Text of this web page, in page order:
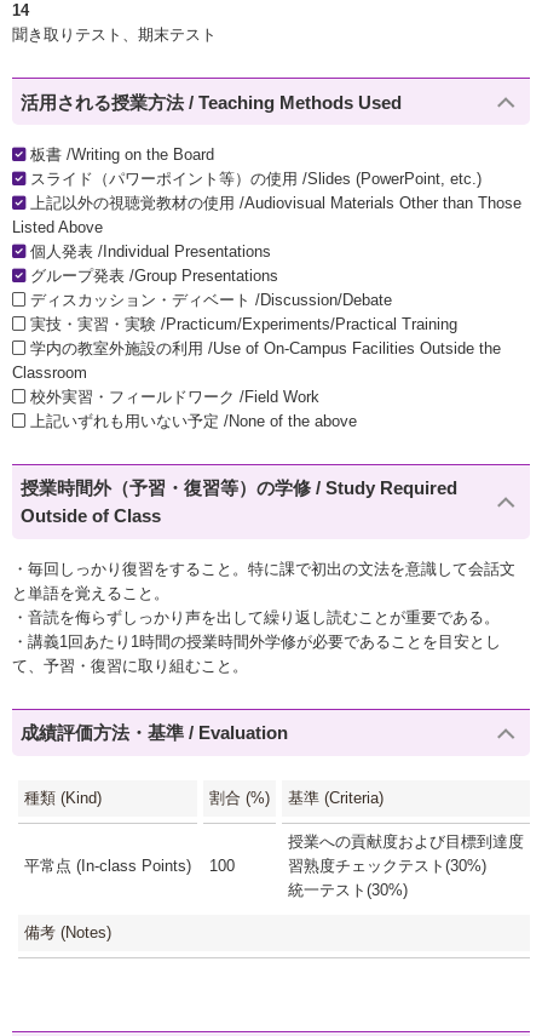
14
聞き取りテスト、期末テスト
活用される授業方法 / Teaching Methods Used
板書 /Writing on the Board
スライド（パワーポイント等）の使用 /Slides (PowerPoint, etc.)
上記以外の視聴覚教材の使用 /Audiovisual Materials Other than Those
Listed Above
個人発表 /Individual Presentations
グループ発表 /Group Presentations
ディスカッション・ディベート /Discussion/Debate
実技・実習・実験 /Practicum/Experiments/Practical Training
学内の教室外施設の利用 /Use of On-Campus Facilities Outside the
Classroom
校外実習・フィールドワーク /Field Work
上記いずれも用いない予定 /None of the above
授業時間外（予習・復習等）の学修 / Study Required
Outside of Class
・毎回しっかり復習をすること。特に課で初出の文法を意識して会話文
と単語を覚えること。
・音読を侮らずしっかり声を出して繰り返し読むことが重要である。
・講義1回あたり1時間の授業時間外学修が必要であることを目安とし
て、予習・復習に取り組むこと。
成績評価方法・基準 / Evaluation
種類 (Kind) 割合 (%) 基準 (Criteria)
平常点 (In-class Points) 100
授業への貢献度および目標到達度
習熟度チェックテスト(30%)
統一テスト(30%)
備考 (Notes)